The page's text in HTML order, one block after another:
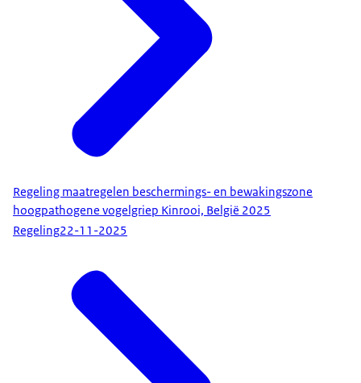
Regeling maatregelen beschermings- en bewakingszone
hoogpathogene vogelgriep Kinrooi, België 2025
Regeling22-11-2025